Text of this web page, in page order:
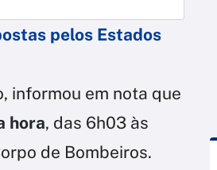
pelos Estados
informou em nota que
hora, das 6h03 às
de Bombeiros.